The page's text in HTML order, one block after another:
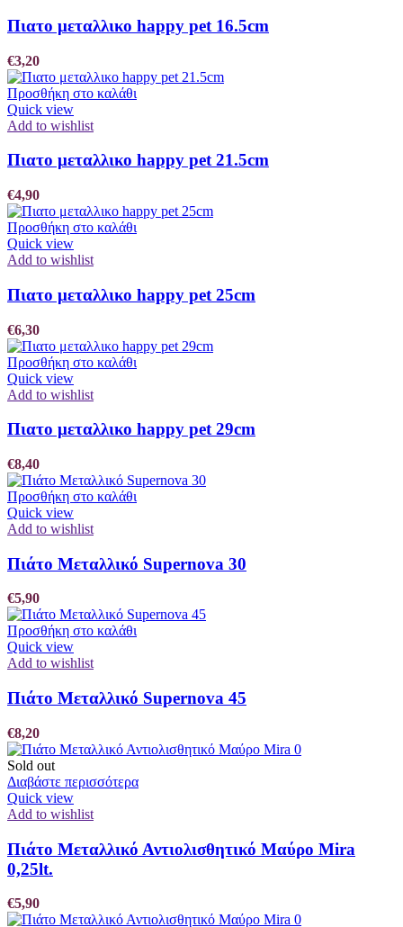
Πιατο μεταλλικο happy pet 16.5cm
€3,20
Προσθήκη στο καλάθι
Quick view
Add to wishlist
Πιατο μεταλλικο happy pet 21.5cm
€4,90
Προσθήκη στο καλάθι
Quick view
Add to wishlist
Πιατο μεταλλικο happy pet 25cm
€6,30
Προσθήκη στο καλάθι
Quick view
Add to wishlist
Πιατο μεταλλικο happy pet 29cm
€8,40
Προσθήκη στο καλάθι
Quick view
Add to wishlist
Πιάτο Μεταλλικό Supernova 30
€5,90
Προσθήκη στο καλάθι
Quick view
Add to wishlist
Πιάτο Μεταλλικό Supernova 45
€8,20
Sold out
Διαβάστε περισσότερα
Quick view
Add to wishlist
Πιάτο Μεταλλικό Αντιολισθητικό Μαύρο Mira
0,25lt.
€5,90